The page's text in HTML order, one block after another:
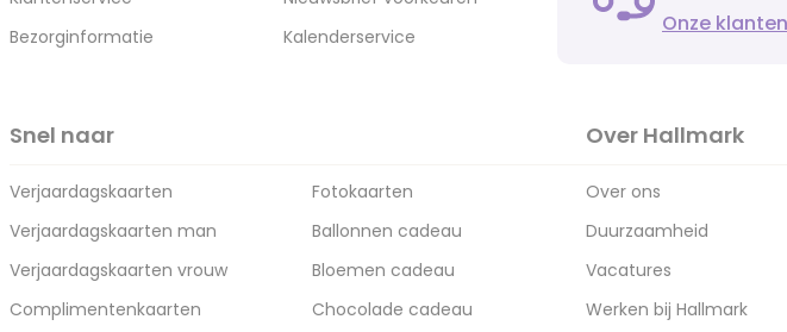
Bezorginformatie
Kalenderservice
Onze
Snel naar
Verjaardagskaarten
Verjaardagskaarten man
Verjaardagskaarten vrouw
Complimentenkaarten
Fotokaarten
Ballonnen cadeau
Bloemen cadeau
Chocolade cadeau
Over Hallmark
Over ons
Duurzaamheid
Vacatures
Werken bij Hallmark